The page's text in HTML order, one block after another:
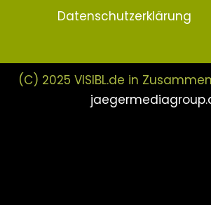
Datenschutzerklärung
(C) 2025 VISIBL.de in